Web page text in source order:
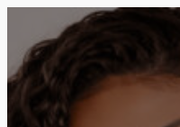
para
conteúdo